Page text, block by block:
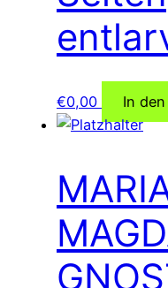
€0,00 In